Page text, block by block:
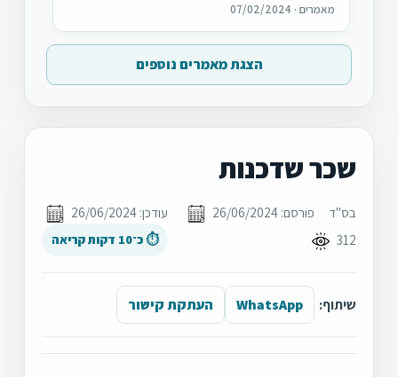
מאמרים · 07/02/2024
הצגת מאמרים נוספים
שכר שדכנות
בס"ד פורסם: 26/06/2024
עודכן: 26/06/2024
312
⏱ כ־10 דקות קריאה
שיתוף: WhatsApp העתקת קישור